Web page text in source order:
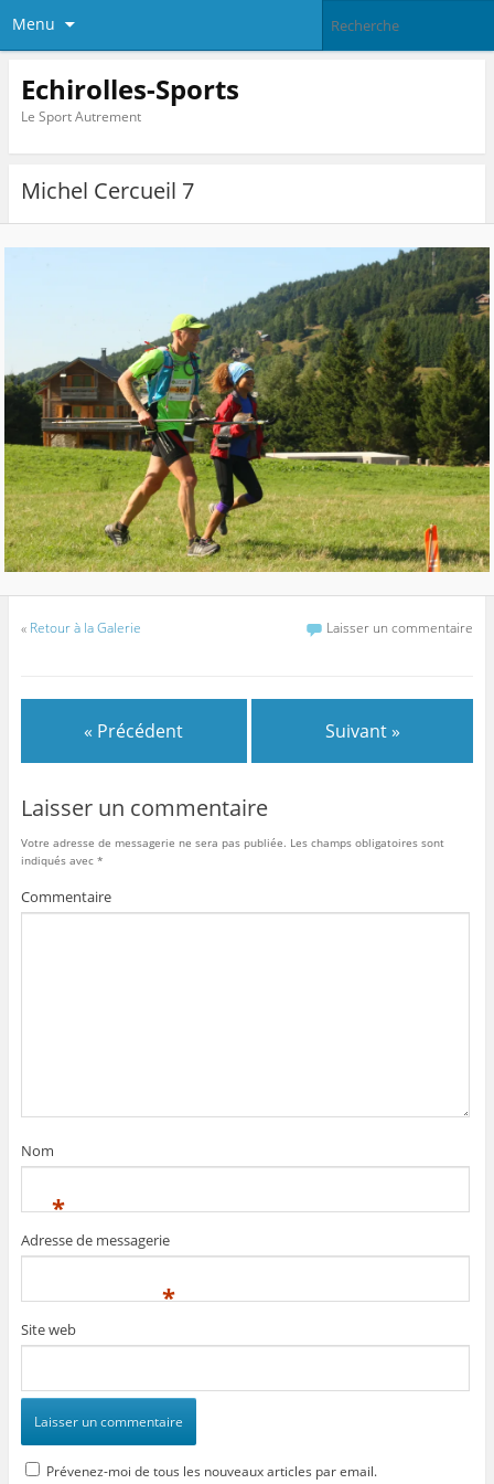
Menu
Echirolles-Sports
Le Sport Autrement
Michel Cercueil 7
« Retour à la Galerie Laisser un commentaire
« Précédent Suivant »
Laisser un commentaire
Votre adresse de messagerie ne sera pas publiée. Les champs obligatoires sont
indiqués avec *
Commentaire
Nom
*
Adresse de messagerie
*
Site web
Prévenez-moi de tous les nouveaux articles par email.